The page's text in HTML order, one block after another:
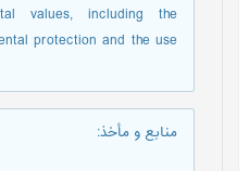
values, including the
protection and the use
منابع و مأخذ: